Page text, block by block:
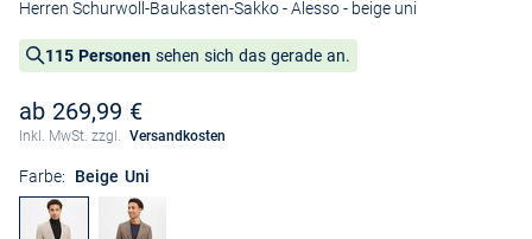
Herren Schurwoll-Baukasten-Sakko - Alesso- beige uni
115 Personen sehen sich das gerade an.
ab 269,99 €
Inkl. MwSt. zzgl. Versandkosten
Farbe: Beige Uni